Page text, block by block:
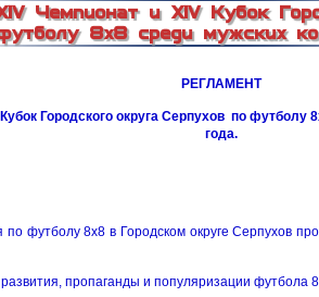
Чемпионат и XIV Кубок
8х8 среди мужских
РЕГЛАМЕНТ
Городского округа Серпуховпо футболу
года.
футболу 8х8 в Городском округе Серпухов
развития, пропаганды и популяризации футбола